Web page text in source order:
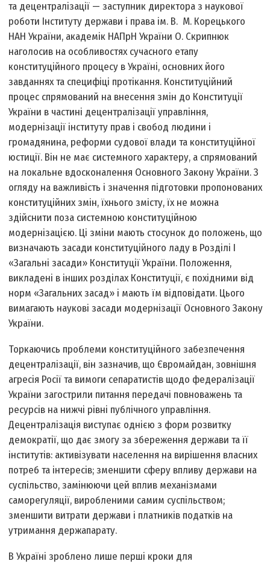
та децентралізації — заступник директора з наукової
роботи Інституту держави і права ім. В. М. Корецького
НАН України, академік НАПрН України О. Скрипнюк
наголосив на особливостях сучасного етапу
конституційного процесу в Україні, основних його
завданнях та специфіці протікання. Конституційний
процес спрямований на внесення змін до Конституції
України в частині децентралізації управління,
модернізації інституту прав і свобод людини і
громадянина, реформи судової влади та конституційної
юстиції. Він не має системного характеру, а спрямований
на локальне вдосконалення Основного Закону України. З
огляду на важливість і значення підготовки пропонованих
конституційних змін, їхнього змісту, їх не можна
здійснити поза системною конституційною
модернізацією. Ці зміни мають стосунок до положень, що
визначають засади конституційного ладу в Розділі І
«Загальні засади» Конституції України. Положення,
викладені в інших розділах Конституції, є похідними від
норм «Загальних засад» і мають їм відповідати. Цього
вимагають наукові засади модернізації Основного Закону
України.
Торкаючись проблеми конституційного забезпечення
децентралізації, він зазначив, що Євромайдан, зовнішня
агресія Росії та вимоги сепаратистів щодо федералізації
України загострили питання передачі повноважень та
ресурсів на нижчі рівні публічного управління.
Децентралізація виступає однією з форм розвитку
демократії, що дає змогу за збереження держави та її
інститутів: активізувати населення на вирішення власних
потреб та інтересів; зменшити сферу впливу держави на
суспільство, замінюючи цей вплив механізмами
саморегуляції, виробленими самим суспільством;
зменшити витрати держави і платників податків на
утримання держапарату.
В Україні зроблено лише перші кроки для